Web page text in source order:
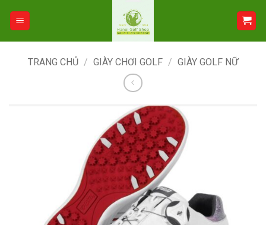
TRANG CHỦ / GIÀY CHƠI GOLF / GIÀY GOLF NỮ